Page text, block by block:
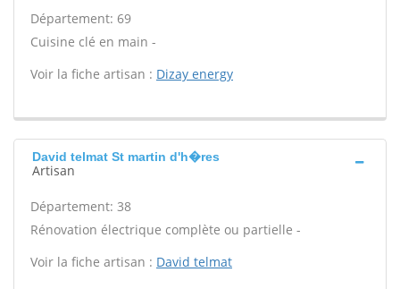
Département: 69
Cuisine clé en main -
Voir la fiche artisan : Dizay energy
David telmat St martin d'h�res
Artisan
Département: 38
Rénovation électrique complète ou partielle -
Voir la fiche artisan : David telmat